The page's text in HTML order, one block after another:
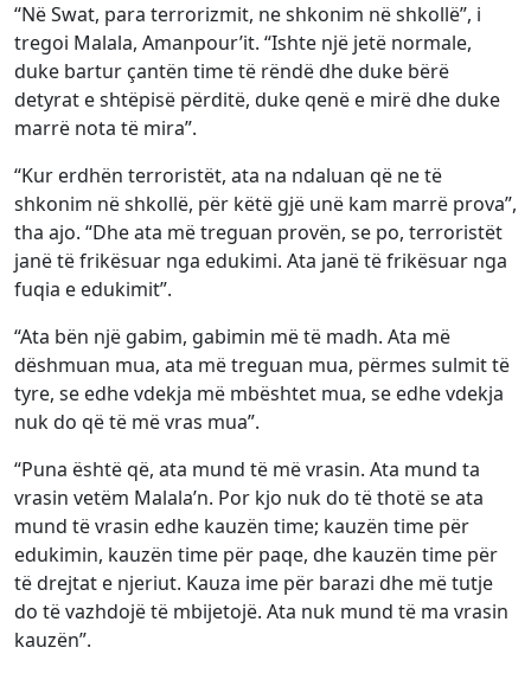
“Në Swat, para terrorizmit, ne shkonim në shkollë”, i
tregoi Malala, Amanpour’it. “Ishte një jetë normale,
duke bartur çantën time të rëndë dhe duke bërë
detyrat e shtëpisë përditë, duke qenë e mirë dhe duke
marrë nota të mira”.
“Kur erdhën terroristët, ata na ndaluan që ne të
shkonim në shkollë, për këtë gjë unë kam marrë prova”,
tha ajo. “Dhe ata më treguan provën, se po, terroristët
janë të frikësuar nga edukimi. Ata janë të frikësuar nga
fuqia e edukimit”.
“Ata bën një gabim, gabimin më të madh. Ata më
dëshmuan mua, ata më treguan mua, përmes sulmit të
tyre, se edhe vdekja më mbështet mua, se edhe vdekja
nuk do që të më vras mua”.
“Puna është që, ata mund të më vrasin. Ata mund ta
vrasin vetëm Malala’n. Por kjo nuk do të thotë se ata
mund të vrasin edhe kauzën time; kauzën time për
edukimin, kauzën time për paqe, dhe kauzën time për
të drejtat e njeriut. Kauza ime për barazi dhe më tutje
do të vazhdojë të mbijetojë. Ata nuk mund të ma vrasin
kauzën”.